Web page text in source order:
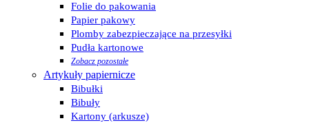
Folie do pakowania
Papier pakowy
Plomby zabezpieczające na przesyłki
Pudła kartonowe
Zobacz pozostałe
Artykuły papiernicze
Bibułki
Bibuły
Kartony (arkusze)